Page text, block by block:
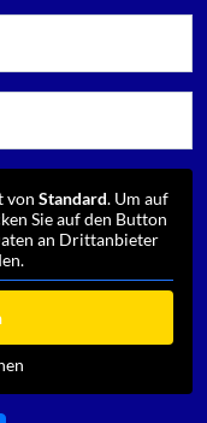
von Standard. Um auf
Sie auf den Button
an Drittanbieter